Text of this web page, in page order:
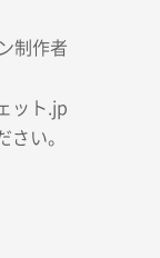
制作者
ット.jp
さい。